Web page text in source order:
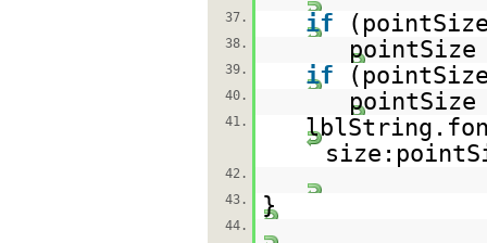
37.
if
38.
39. if
40.
41.
42.
43.
}
44.